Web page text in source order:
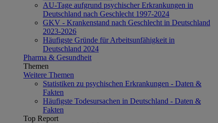
AU-Tage aufgrund psychischer Erkrankungen in
Deutschland nach Geschlecht 1997-2024
GKV - Krankenstand nach Geschlecht in Deutschland
2023-2026
Häufigste Gründe für Arbeitsunfähigkeit in
Deutschland 2024
Pharma & Gesundheit
Themen
Weitere Themen
Statistiken zu psychischen Erkrankungen - Daten &
Fakten
Häufigste Todesursachen in Deutschland - Daten &
Fakten
Top Report